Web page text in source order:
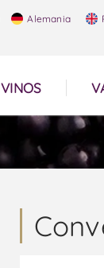
Alemania
VINOS